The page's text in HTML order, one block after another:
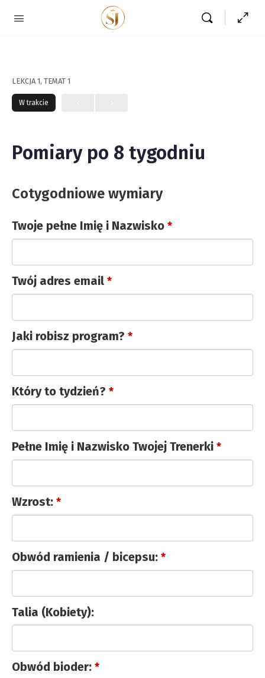
LEKCJA 1, TEMAT 1
W trakcie
Pomiary po 8 tygodniu
Cotygodniowe wymiary
Twoje pełne Imię i Nazwisko *
Twój adres email *
Jaki robisz program? *
Który to tydzień? *
Pełne Imię i Nazwisko Twojej Trenerki *
Website
URL *
Wzrost: *
Obwód ramienia / bicepsu: *
Talia (Kobiety):
Obwód bioder: *